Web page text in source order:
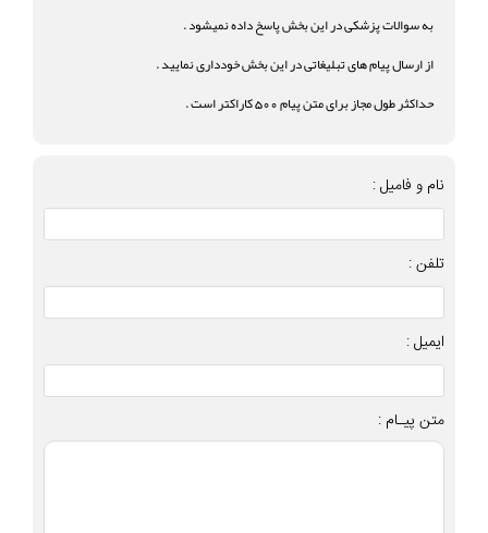
به سوالات پزشکی در این بخش پاسخ داده نمیشود .
از ارسال پیام های تبلیغاتی در این بخش خودداری نمایید .
حداکثر طول مجاز برای متن پیام 500 کاراکتر است .
نام و فامیل :
تلفن :
ایمیل :
متن پیـام :